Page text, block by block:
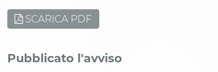
SCARICA PDF
Pubblicato l'avviso